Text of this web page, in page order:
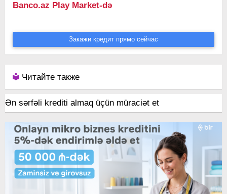
Banco.az Play Market-də
Закажи кредит прямо сейчас
Читайте также
Ən sərfəli krediti almaq üçün müraciət et